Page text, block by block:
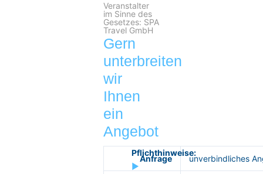
Veranstalter
im Sinne des
Gesetzes: SPA
Travel GmbH
Gern
unterbreiten
wir
Ihnen
ein
Angebot
Anfrage unverbindliches
Pflichthinweise:
►